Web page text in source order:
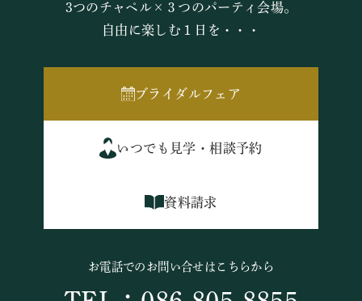
3つのチャペル×３つのパーティ会場。
自由に楽しむ１日を・・・
ブライダルフェア
いつでも見学・相談予約
資料請求
お電話でのお問い合せはこちらから